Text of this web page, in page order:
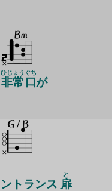
非常
ひじょう
口
ぐち
が
ントランス 扉
と